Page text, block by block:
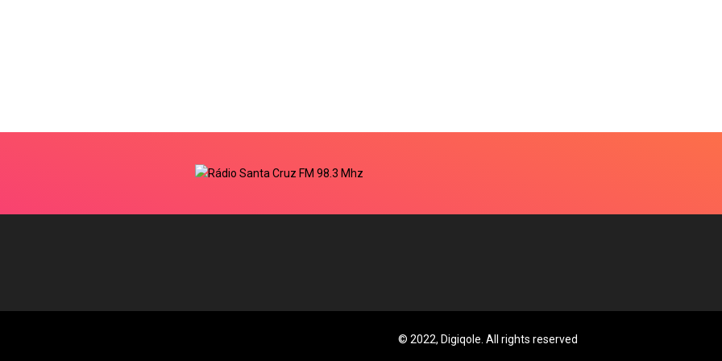
© 2022, Digiqole. All rights reserved